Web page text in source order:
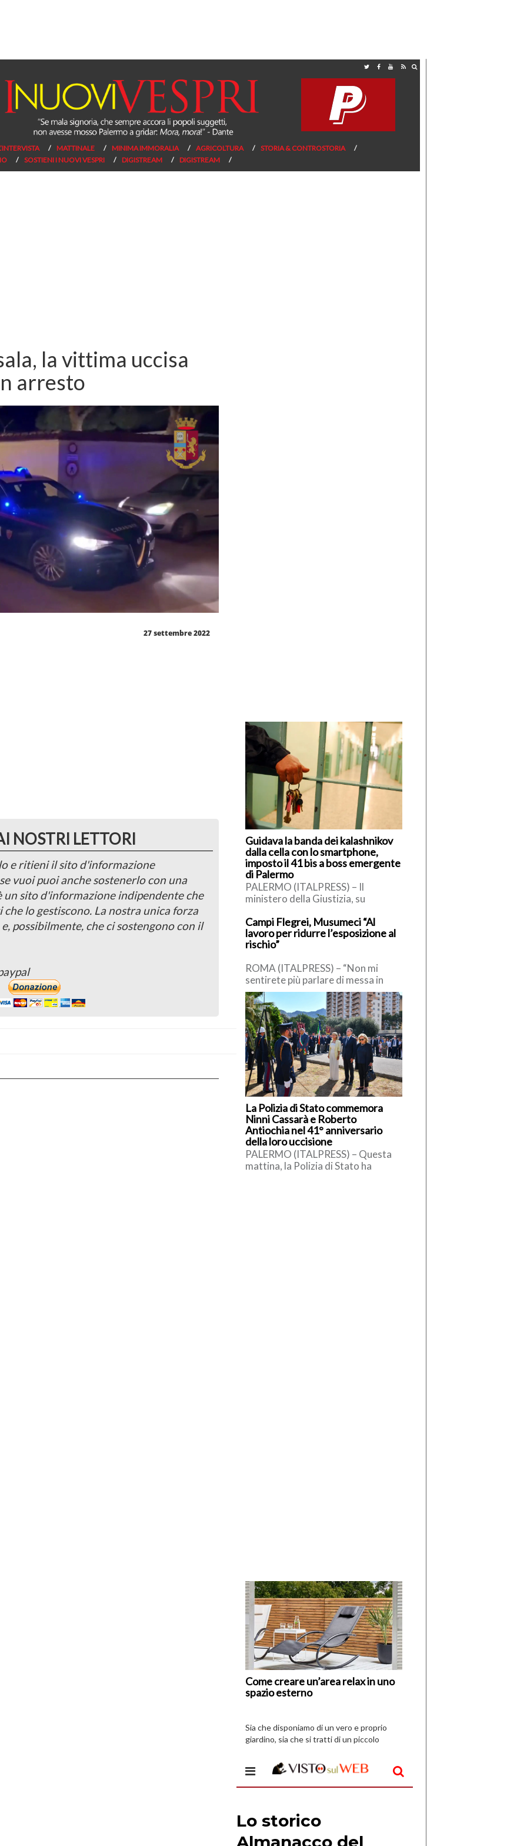
MATTINALE MINIMA IMMORALIA AGRICOLTURA
STORIA & CONTROSTORIA
SOSTIENI I NUOVI VESPRI DIGISTREAM DIGISTREAM
la vittima uccisa
arresto
27 settembre 2022
NOSTRI LETTORI
e ritieni il sito d'informazione
vuoi puoi anche sostenerlo con una
sito d'informazione indipendente che
lo gestiscono. La nostra unica forza
possibilmente, che ci sostengono con il
Guidava la banda dei kalashnikov
dalla cella con lo smartphone,
imposto il 41 bis a boss emergente
di Palermo
PALERMO (ITALPRESS) – Il
ministero della Giustizia, su
imposto il 41 bis a Salvatore […]
Campi Flegrei, Musumeci “Al
lavoro per ridurre l’esposizione al
rischio”
ROMA (ITALPRESS) – “Non mi
sentirete più parlare di messa in
sicurezza, chi lo dice è uno
sprovveduto, la scienza […]
La Polizia di Stato commemora
Ninni Cassarà e Roberto
Antiochia nel 41° anniversario
della loro uccisione
PALERMO (ITALPRESS) – Questa
mattina, la Polizia di Stato ha
Come creare un’area relax in uno
spazio esterno
di
I
Vespri
Sia che disponiamo di un vero e proprio
giardino, sia che si tratti di un piccolo